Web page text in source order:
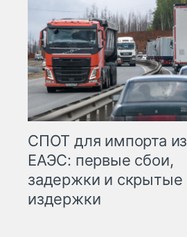
СПОТ для импорта из
ЕАЭС: первые сбои,
задержки и скрытые
издержки